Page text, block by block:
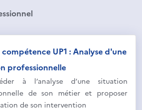
compétence UP1 : Analyse d'une
professionnelle
à l’analyse d’une situation
de son métier et proposer
de son intervention